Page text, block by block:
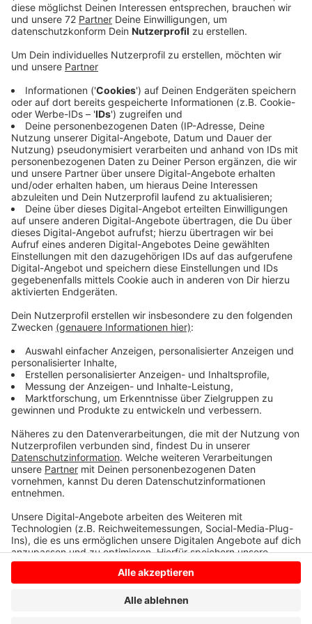
Viele Menschen im Kreis Coesfeld und dem
Schreiben. Das Berater-Team vom Alpha-Telefon in
Hörer. Noch mehr Betroffene sollten diesen Schritt
machen, wünschen sich die Berater. Das Tabu-Thema
muss mehr nach vorne rücken. Nicht nur heute, am
Weltalphabetisierungstag. Langsam rufen wieder mehr
Menschen an, die Corona-Pandemie hat in der
Hochzeit Fortschritte Betroffener zunichte gemacht.
Sie hatten Probleme Informationen zu bekommen, die
von seriösen Quellen kommen. Um die Betroffenen zu
unterstützen, seien kostenfreie Kurse beispielsweise
an der Volkshochschule nötig. Einerseits, um beim
Lernen zu helfen, andererseits, um zu zeigen, richtige
Informationen von falschen zu unterscheiden.
Deutschlandweit haben 6,2 Millionen Menschen
Probleme mit dem Lesen und Schreiben. Über eine
Million weniger als noch vor 10 Jahren. Übrigens: Das
Alpha-Mobil steht heute in einer Woche auf dem
Marktplatz in Lüdinghausen.
Anzeige